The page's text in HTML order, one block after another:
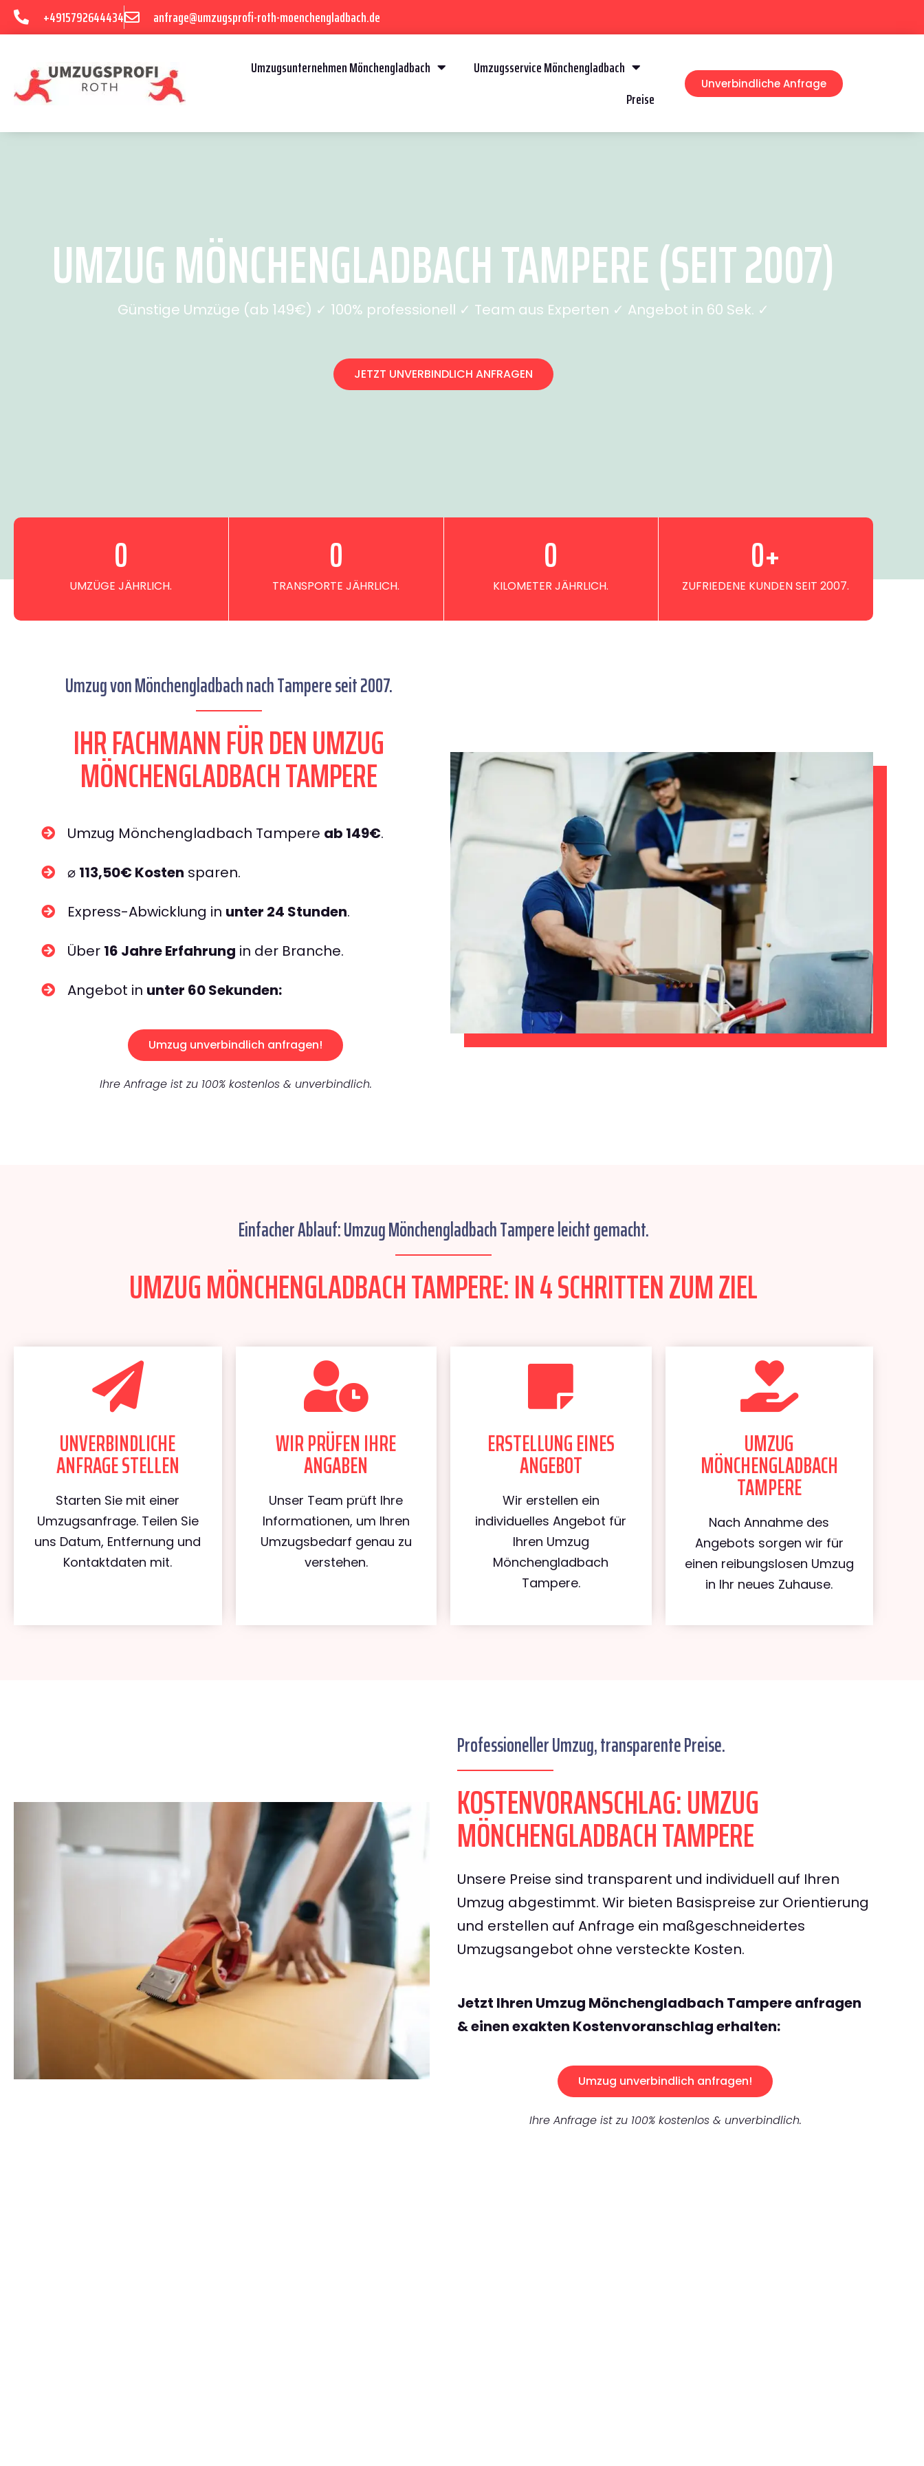
+4915792644434 anfrage@umzugsprofi-roth-moenchengladbach.de
Umzugsunternehmen Mönchengladbach
Umzugsservice Mönchengladbach
Preise
Unverbindliche Anfrage
UMZUG MÖNCHENGLADBACH TAMPERE (SEIT 2007)
Günstige Umzüge (ab 149€) ✓ 100% professionell ✓ Team aus Experten ✓ Angebot in 60 Sek. ✓
JETZT UNVERBINDLICH ANFRAGEN
UMZÜGE JÄHRLICH.
0
TRANSPORTE JÄHRLICH.
0
KILOMETER JÄHRLICH.
0
ZUFRIEDENE KUNDEN SEIT 2007.
0+
Umzug von Mönchengladbach nach Tampere seit 2007.
IHR FACHMANN FÜR DEN UMZUG
MÖNCHENGLADBACH TAMPERE
Umzug Mönchengladbach Tampere ab 149€.
⌀ 113,50€ Kosten sparen.
Express-Abwicklung in unter 24 Stunden.
Über 16 Jahre Erfahrung in der Branche.
Angebot in unter 60 Sekunden:
Umzug unverbindlich anfragen!
Ihre Anfrage ist zu 100% kostenlos & unverbindlich.
Einfacher Ablauf: Umzug Mönchengladbach Tampere leicht gemacht.
UMZUG MÖNCHENGLADBACH TAMPERE: IN 4 SCHRITTEN ZUM ZIEL
UNVERBINDLICHE
ANFRAGE STELLEN
Starten Sie mit einer
Umzugsanfrage. Teilen Sie
uns Datum, Entfernung und
Kontaktdaten mit.
WIR PRÜFEN IHRE
ANGABEN
Unser Team prüft Ihre
Informationen, um Ihren
Umzugsbedarf genau zu
verstehen.
ERSTELLUNG EINES
ANGEBOT
Wir erstellen ein
individuelles Angebot für
Ihren Umzug
Mönchengladbach
Tampere.
UMZUG
MÖNCHENGLADBACH
TAMPERE
Nach Annahme des
Angebots sorgen wir für
einen reibungslosen Umzug
in Ihr neues Zuhause.
Professioneller Umzug, transparente Preise.
KOSTENVORANSCHLAG: UMZUG
MÖNCHENGLADBACH TAMPERE
Unsere Preise sind transparent und individuell auf Ihren
Umzug abgestimmt. Wir bieten Basispreise zur Orientierung
und erstellen auf Anfrage ein maßgeschneidertes
Umzugsangebot ohne versteckte Kosten.
Jetzt Ihren Umzug Mönchengladbach Tampere anfragen
& einen exakten Kostenvoranschlag erhalten:
Umzug unverbindlich anfragen!
Ihre Anfrage ist zu 100% kostenlos & unverbindlich.